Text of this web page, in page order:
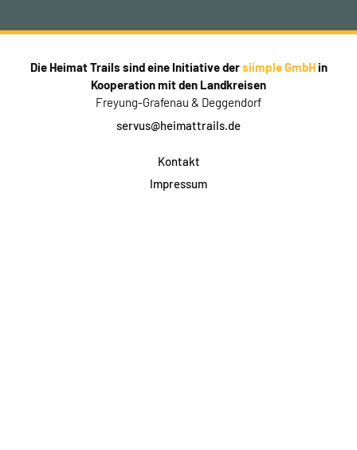
Die Heimat Trails sind eine Initiative dersiimple GmbHin
Kooperation mit den Landkreisen
Freyung-Grafenau & Deggendorf
servus@heimattrails.de
Kontakt
Impressum